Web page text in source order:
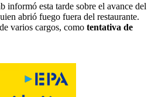
informó esta tarde sobre el avance del
abrió fuego fuera del restaurante.
varios cargos, como tentativa de